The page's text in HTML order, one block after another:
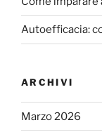
Autoefficacia:
ARCHIVI
Marzo 2026